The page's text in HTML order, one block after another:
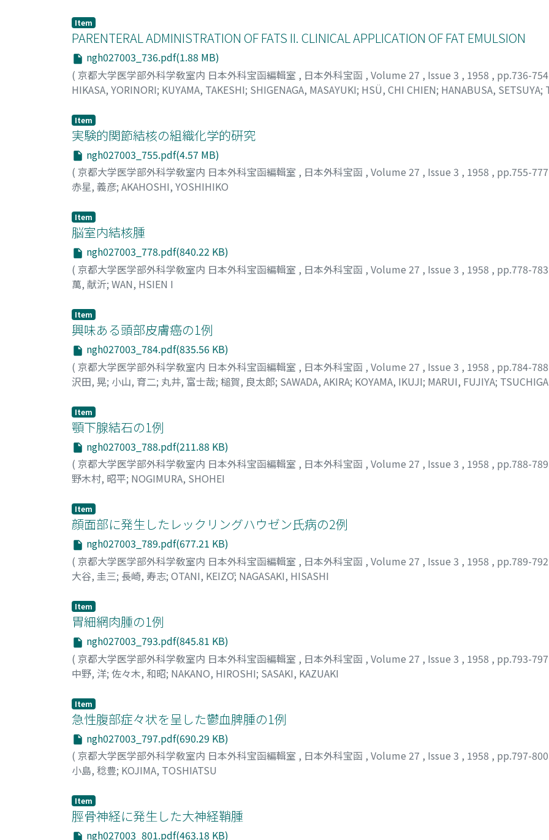
Item
PARENTERAL ADMINISTRATION OF FATS II. CLINICAL APPLICATION OF FAT EMULSION
ngh027003_736.pdf(1.88 MB)
( 京都大学医学部外科学敎室内 日本外科宝函編輯室 , 日本外科宝函 , Volume 27 , Issue 3 , 1958 , pp.736-754
HIKASA, YORINORI; KUYAMA, TAKESHI; SHIGENAGA, MASAYUKI; HSÜ, CHI CHIEN; HANABUSA, SETSUYA;
Item
実験的関節結核の組織化学的硏究
ngh027003_755.pdf(4.57 MB)
( 京都大学医学部外科学敎室内 日本外科宝函編輯室 , 日本外科宝函 , Volume 27 , Issue 3 , 1958 , pp.755-777
赤星, 義彦; AKAHOSHI, YOSHIHIKO
Item
脳室内結核腫
ngh027003_778.pdf(840.22 KB)
( 京都大学医学部外科学敎室内 日本外科宝函編輯室 , 日本外科宝函 , Volume 27 , Issue 3 , 1958 , pp.778-783
萬, 献沂; WAN, HSIEN I
Item
興味ある頭部皮膚癌の1例
ngh027003_784.pdf(835.56 KB)
( 京都大学医学部外科学敎室内 日本外科宝函編輯室 , 日本外科宝函 , Volume 27 , Issue 3 , 1958 , pp.784-788
沢田, 晃; 小山, 育二; 丸井, 富士哉; 槌賀, 良太郎; SAWADA, AKIRA; KOYAMA, IKUJI; MARUI, FUJIYA;
Item
顎下腺結石の1例
ngh027003_788.pdf(211.88 KB)
( 京都大学医学部外科学敎室内 日本外科宝函編輯室 , 日本外科宝函 , Volume 27 , Issue 3 , 1958 , pp.788-789
野木村, 昭平; NOGIMURA, SHOHEI
Item
顔面部に発生したレックリングハウゼン氏病の2例
ngh027003_789.pdf(677.21 KB)
( 京都大学医学部外科学敎室内 日本外科宝函編輯室 , 日本外科宝函 , Volume 27 , Issue 3 , 1958 , pp.789-792
大谷, 圭三; 長崎, 寿志; OTANI, KEIZŌ; NAGASAKI, HISASHI
Item
胃細網肉腫の1例
ngh027003_793.pdf(845.81 KB)
( 京都大学医学部外科学敎室内 日本外科宝函編輯室 , 日本外科宝函 , Volume 27 , Issue 3 , 1958 , pp.793-797
中野, 洋; 佐々木, 和昭; NAKANO, HIROSHI; SASAKI, KAZUAKI
Item
急性腹部症々状を呈した鬱血脾腫の1例
ngh027003_797.pdf(690.29 KB)
( 京都大学医学部外科学敎室内 日本外科宝函編輯室 , 日本外科宝函 , Volume 27 , Issue 3 , 1958 , pp.797-800
小島, 稔豊; KOJIMA, TOSHIATSU
Item
脛骨神経に発生した大神経鞘腫
ngh027003_801.pdf(463.18 KB)